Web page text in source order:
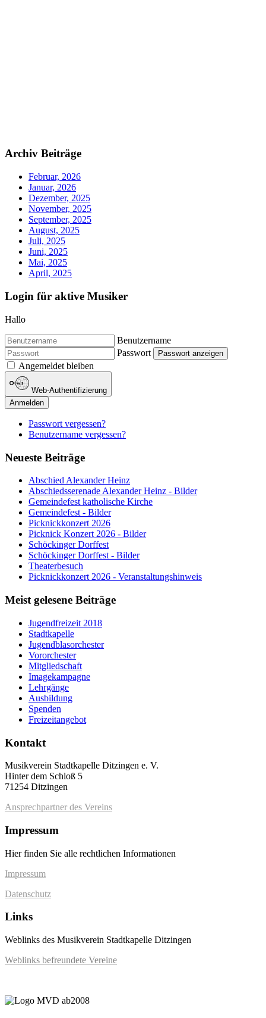
Archiv Beiträge
Februar, 2026
Januar, 2026
Dezember, 2025
November, 2025
September, 2025
August, 2025
Juli, 2025
Juni, 2025
Mai, 2025
April, 2025
Login für aktive Musiker
Hallo
Benutzername
Passwort
Passwort anzeigen
Angemeldet bleiben
Web-Authentifizierung
Anmelden
Passwort vergessen?
Benutzername vergessen?
Neueste Beiträge
Abschied Alexander Heinz
Abschiedsserenade Alexander Heinz - Bilder
Gemeindefest katholische Kirche
Gemeindefest - Bilder
Picknickkonzert 2026
Picknick Konzert 2026 - Bilder
Schöckinger Dorffest
Schöckinger Dorffest - Bilder
Theaterbesuch
Picknickkonzert 2026 - Veranstaltungshinweis
Meist gelesene Beiträge
Jugendfreizeit 2018
Stadtkapelle
Jugendblasorchester
Vororchester
Mitgliedschaft
Imagekampagne
Lehrgänge
Ausbildung
Spenden
Freizeitangebot
Kontakt
Musikverein Stadtkapelle Ditzingen e. V.
Hinter dem Schloß 5
71254 Ditzingen
Ansprechpartner des Vereins
Impressum
Hier finden Sie alle rechtlichen Informationen
Impressum
Datenschutz
Links
Weblinks des Musikverein Stadtkapelle Ditzingen
Weblinks befreundete Vereine